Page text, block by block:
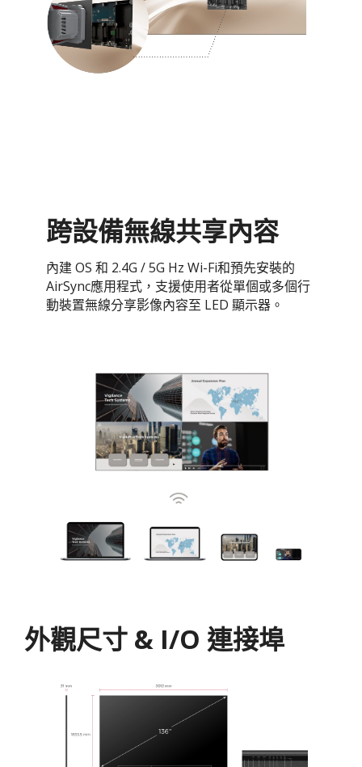
跨設備無線共享內容
內建 OS 和 2.4G / 5G Hz Wi-Fi和預先安裝的
AirSync應用程式，支援使用者從單個或多個行
動裝置無線分享影像內容至 LED 顯示器。
外觀尺寸 & I/O 連接埠